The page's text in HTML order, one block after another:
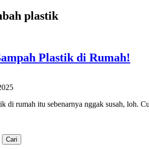
plastik
Plastik di Rumah!
di rumah itu sebenarnya nggak susah,
Cari